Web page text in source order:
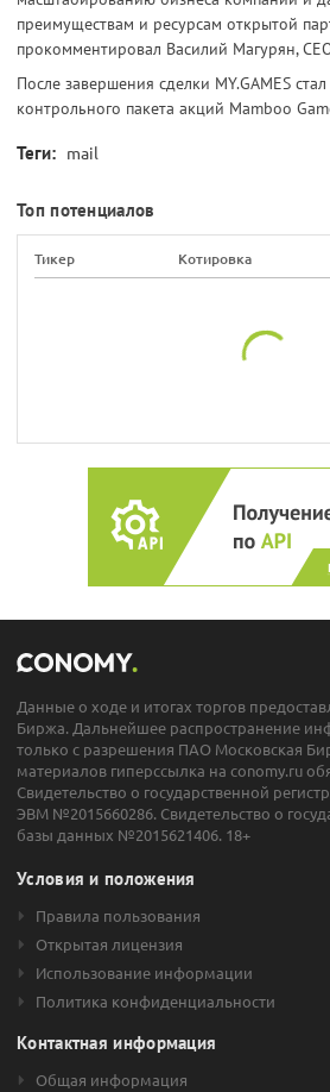
преимуществам и ресурсам открытой
прокомментировал Василий Магурян,
После завершения сделки MY.GAMES
контрольного пакета акций Mamboo
Теги: mail
Топ потенциалов
Тикер Котировка
Данные о ходе и итогах торгов
Биржа. Дальнейшее распространение
только с разрешения ПАО Московская
материалов гиперссылка на conomy.ru
Свидетельство о государственной
ЭВМ №2015660286. Свидетельство о
базы данных №2015621406. 18+
Условия и положения
Правила пользования
Открытая лицензия
Использование информации
Политика конфиденциальности
Контактная информация
Общая информация